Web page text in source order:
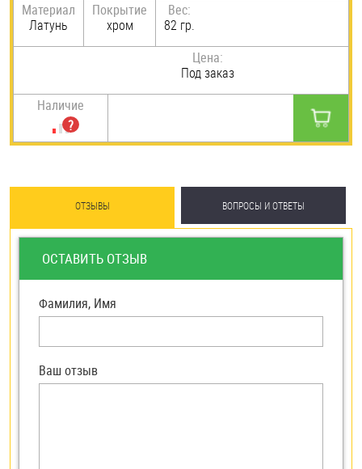
Материал
Латунь
Покрытие
хром
Вес:
82 гр.
Цена:
Под заказ
Наличие
ОТЗЫВЫ ВОПРОСЫ И ОТВЕТЫ
ОСТАВИТЬ ОТЗЫВ
Фамилия, Имя
Ваш отзыв